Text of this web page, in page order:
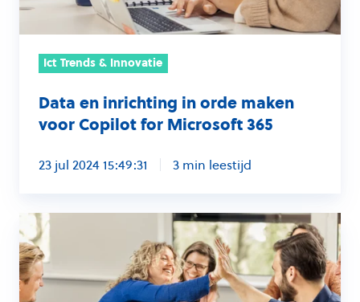
for
Microsoft
365Ict Trends & Innovatie
Data en inrichting in orde maken
voor Copilot for Microsoft 365
23 jul 2024 15:49:31 3 min leestijd
Zo
stel
je
een